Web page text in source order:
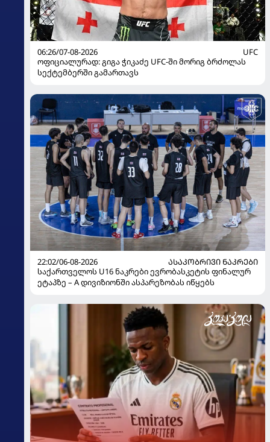
06:26/07-08-2026
UFC
ოფიციალურად: გიგა ჭიკაძე UFC-ში მორიგ ბრძოლას
სექტემბერში გამართავს
22:02/06-08-2026
ᲐᲡᲐᲙᲝᲑᲠᲘᲕᲘ ᲜᲐᲙᲠᲔᲑᲘ
საქართველოს U16 ნაკრები ევრობასკეტის ფინალურ
ეტაპზე – A დივიზიონში ასპარეზობას იწყებს